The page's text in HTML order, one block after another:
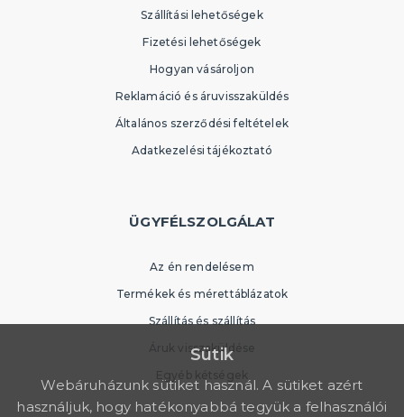
Szállítási lehetőségek
Fizetési lehetőségek
Hogyan vásároljon
Reklamáció és áruvisszaküldés
Általános szerződési feltételek
Adatkezelési tájékoztató
ÜGYFÉLSZOLGÁLAT
Az én rendelésem
Termékek és mérettáblázatok
Szállítás és szállítás
Áruk visszaküldése
Egyéb kétségek
Sütik
Webáruházunk sütiket használ. A sütiket azért
használjuk, hogy hatékonyabbá tegyük a felhasználói